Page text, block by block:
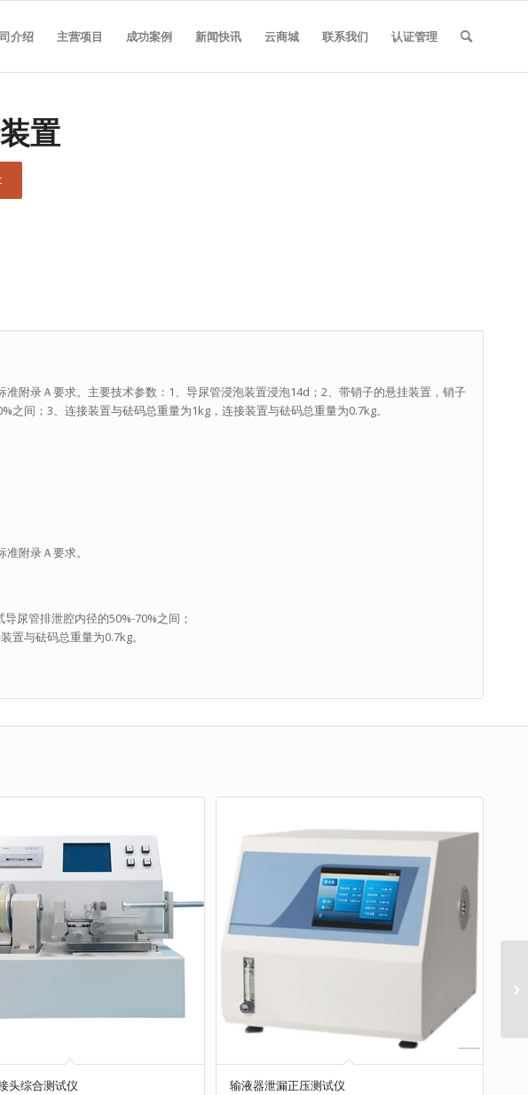
介绍 主营项目 成功案例 新闻快讯 云商城 联系我们 认证管理
置
准附录Ａ要求。主要技术参数：1、导尿管浸泡装置浸泡14d；2、带销子的悬挂装置，销子
之间；3、连接装置与砝码总重量为1kg，连接装置与砝码总重量为0.7kg。
附录Ａ要求。
尿管排泄腔内径的50%-70%之间；
置与砝码总重量为0.7kg。
头综合测试仪 输液器泄漏正压测试仪